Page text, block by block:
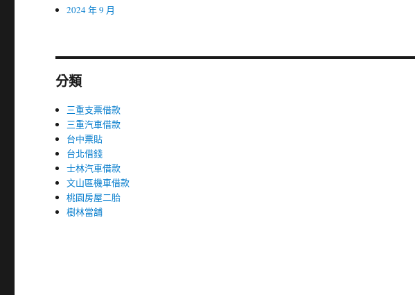
2024 年 9 月
分類
三重支票借款
三重汽車借款
台中票貼
台北借錢
士林汽車借款
文山區機車借款
桃園房屋二胎
樹林當舖